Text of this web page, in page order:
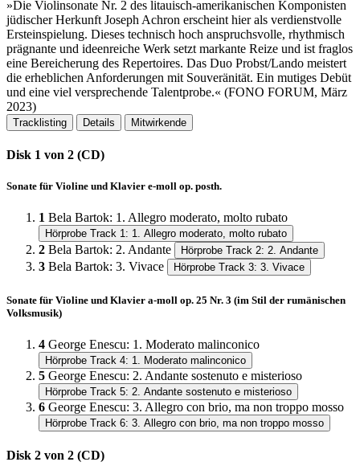
»Die Violinsonate Nr.​ 2 des litauisch-amerikanischen Komponisten
jüdischer Herkunft Joseph Achron erscheint hier als verdienstvolle
Ersteinspielung.​ Dieses technisch hoch anspruchsvolle, rhythmisch
prägnante und ideenreiche Werk setzt markante Reize und ist fraglos
eine Bereicherung des Repertoires.​ Das Duo Probst/Lando meistert
die erheblichen Anforderungen mit Souveränität.​ Ein mutiges Debüt
und eine viel versprechende Talentprobe.​« (FONO FORUM, März
2023)
Tracklisting Details Mitwirkende
Disk 1 von 2 (CD)
Sonate für Violine und Klavier e-moll op. posth.
1 Bela Bartok: 1. Allegro moderato, molto rubato
Hörprobe Track 1: 1. Allegro moderato, molto rubato
2 Bela Bartok: 2. Andante Hörprobe Track 2: 2. Andante
3 Bela Bartok: 3. Vivace Hörprobe Track 3: 3. Vivace
Sonate für Violine und Klavier a-moll op. 25 Nr. 3 (im Stil der rumänischen
Volksmusik)
4 George Enescu: 1. Moderato malinconico
Hörprobe Track 4: 1. Moderato malinconico
5 George Enescu: 2. Andante sostenuto e misterioso
Hörprobe Track 5: 2. Andante sostenuto e misterioso
6 George Enescu: 3. Allegro con brio, ma non troppo mosso
Hörprobe Track 6: 3. Allegro con brio, ma non troppo mosso
Disk 2 von 2 (CD)